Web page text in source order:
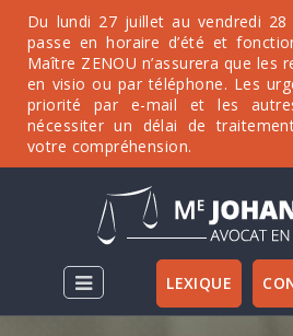
Du lundi 27 juillet au vendredi
passe en horaire d’été et
Maître ZENOU n’assurera que les
en visio ou par téléphone. Les
priorité par e-mail et les
nécessiter un délai de
votre compréhension.
LEXIQUE